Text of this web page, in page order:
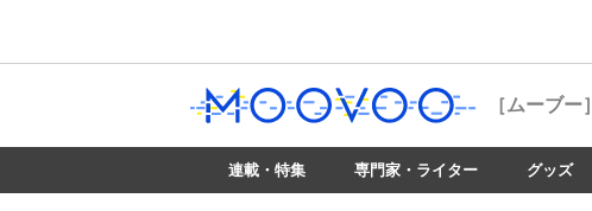
［ムーブー］
連載・特集 専門家・ライター グッズ